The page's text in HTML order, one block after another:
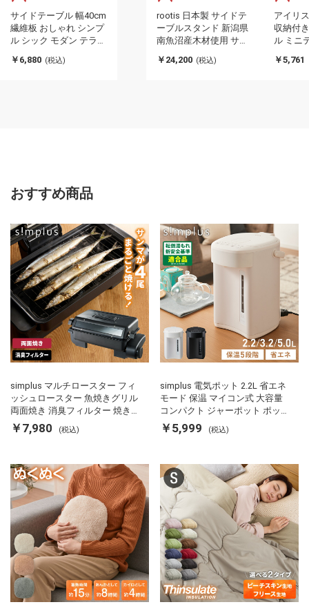
サイドテーブル 幅40cm
繊維板 おしゃれ シンプ
ル シック モダン テラゾ
角丸 ライトグレー ホワ
￥6,880 (税込)
rootis 日本製 サイドテ
ーブルスタンド 新潟県
南魚沼産木材使用 サイ
イラック 棚 コーヒーテ
￥24,200 (税込)
アイリ
収納付
ル ミニ
ル 円形
￥5,761
おすすめ商品
simplus マルチロースター フィ
ッシュロースター 魚焼きグリル
両面焼き 消臭フィルター 焼き魚
両面ヒーター タイマー付き SP-
FRS01 マットブラック シンプラ
￥7,980 (税込)
simplus 電気ポット 2.2L 省エネ
モード 保温 マイコン式 大容量
コンパクト ジャーポット ポット
カルキ抜き 空焚き防止 温度調節
軽量 SP-PD22 シンプラス
￥5,999 (税込)